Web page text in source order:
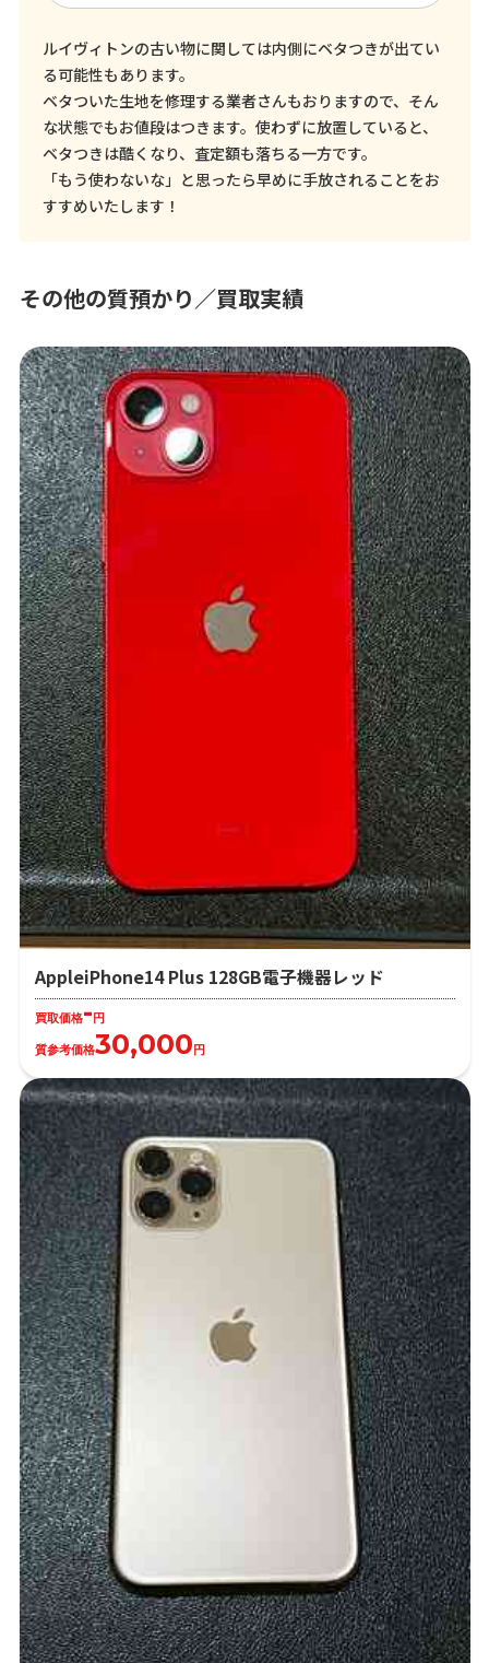
ルイヴィトンの古い物に関しては内側にベタつきが出てい
る可能性もあります。
ベタついた生地を修理する業者さんもおりますので、そん
な状態でもお値段はつきます。使わずに放置していると、
ベタつきは酷くなり、査定額も落ちる一方です。
「もう使わないな」と思ったら早めに手放されることをお
すすめいたします！
その他の質預かり／買取実績
AppleiPhone14 Plus 128GB電子機器レッド
買取価格-円
質参考価格30,000円